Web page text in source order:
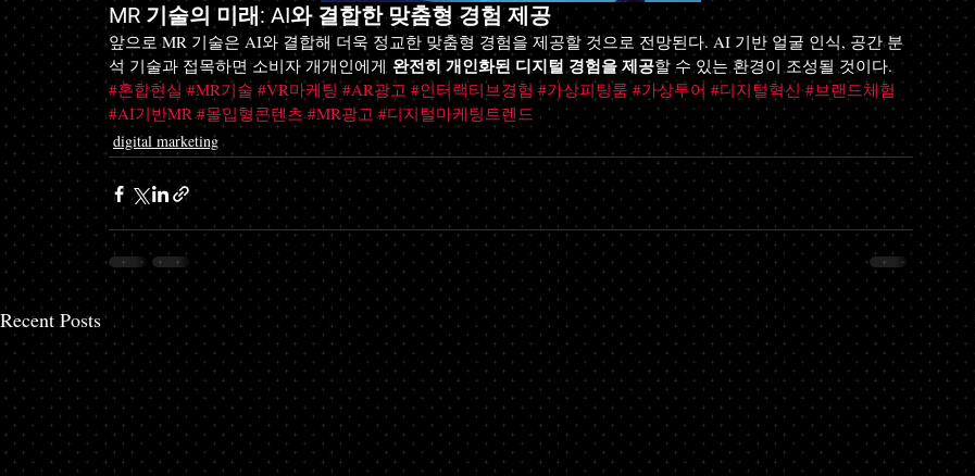
MR 기술의 미래: AI와 결합한 맞춤형 경험 제공
앞으로 MR 기술은 AI와 결합해 더욱 정교한 맞춤형 경험을 제공할 것으로 전망된다. AI 기반 얼굴 인식, 공간 분
석 기술과 접목하면 소비자 개개인에게 완전히 개인화된 디지털 경험을 제공할 수 있는 환경이 조성될 것이다.
#혼합현실 #MR기술 #VR마케팅 #AR광고 #인터랙티브경험 #가상피팅룸 #가상투어 #디지털혁신 #브랜드체험
#AI기반MR #몰입형콘텐츠 #MR광고 #디지털마케팅트렌드
digital marketing
Recent Posts